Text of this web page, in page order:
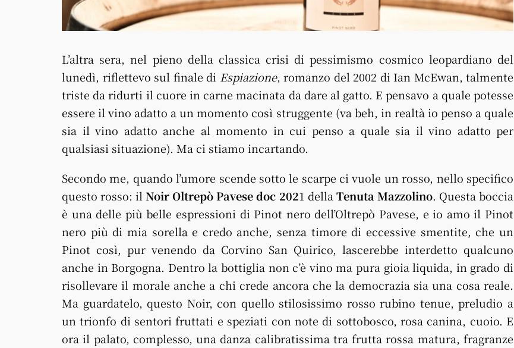
L’altra sera, nel pieno della classica crisi di pessimismo cosmico leopardiano del
lunedì, riflettevo sul finale di Espiazione, romanzo del 2002 di Ian McEwan, talmente
triste da ridurti il cuore in carne macinata da dare al gatto. E pensavo a quale potesse
essere il vino adatto a un momento così struggente (va beh, in realtà io penso a quale
sia il vino adatto anche al momento in cui penso a quale sia il vino adatto per
qualsiasi situazione). Ma ci stiamo incartando.
Secondo me, quando l’umore scende sotto le scarpe ci vuole un rosso, nello specifico
questo rosso: il Noir Oltrepò Pavese doc 2021 della Tenuta Mazzolino. Questa boccia
è una delle più belle espressioni di Pinot nero dell’Oltrepò Pavese, e io amo il Pinot
nero più di mia sorella e credo anche, senza timore di eccessive smentite, che un
Pinot così, pur venendo da Corvino San Quirico, lascerebbe interdetto qualcuno
anche in Borgogna. Dentro la bottiglia non c’è vino ma pura gioia liquida, in grado di
risollevare il morale anche a chi crede ancora che la democrazia sia una cosa reale.
Ma guardatelo, questo Noir, con quello stilosissimo rosso rubino tenue, preludio a
un trionfo di sentori fruttati e speziati con note di sottobosco, rosa canina, cuoio. E
ora il palato, complesso, una danza calibratissima tra frutta rossa matura, fragranze